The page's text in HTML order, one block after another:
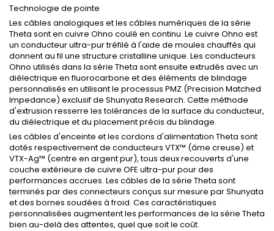
Technologie de pointe
Les câbles analogiques et les câbles numériques de la série
Theta sont en cuivre Ohno coulé en continu. Le cuivre Ohno est
un conducteur ultra-pur tréfilé à l'aide de moules chauffés qui
donnent au fil une structure cristalline unique. Les conducteurs
Ohno utilisés dans la série Theta sont ensuite extrudés avec un
diélectrique en fluorocarbone et des éléments de blindage
personnalisés en utilisant le processus PMZ (Precision Matched
Impedance) exclusif de Shunyata Research. Cette méthode
d'extrusion resserre les tolérances de la surface du conducteur,
du diélectrique et du placement précis du blindage.
Les câbles d'enceinte et les cordons d'alimentation Theta sont
dotés respectivement de conducteurs VTX™ (âme creuse) et
VTX-Ag™ (centre en argent pur), tous deux recouverts d'une
couche extérieure de cuivre OFE ultra-pur pour des
performances accrues. Les câbles de la série Theta sont
terminés par des connecteurs conçus sur mesure par Shunyata
et des bornes soudées à froid. Ces caractéristiques
personnalisées augmentent les performances de la série Theta
bien au-delà des attentes, quel que soit le coût.